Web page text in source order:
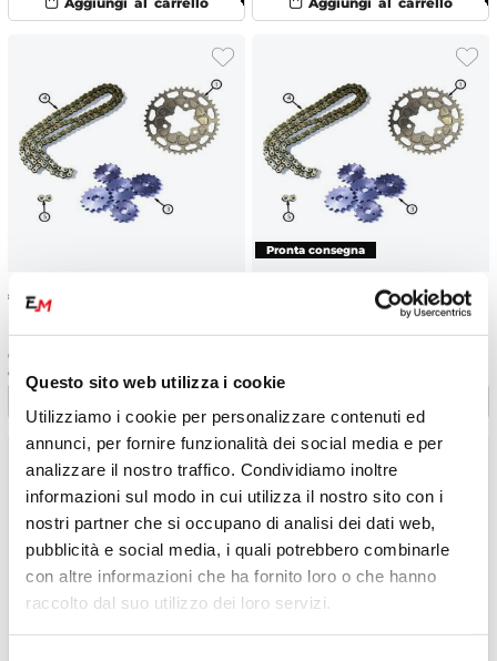
Questo sito web utilizza i cookie
Utilizziamo i cookie per personalizzare contenuti ed
annunci, per fornire funzionalità dei social media e per
analizzare il nostro traffico. Condividiamo inoltre
informazioni sul modo in cui utilizza il nostro sito con i
nostri partner che si occupano di analisi dei dati web,
pubblicità e social media, i quali potrebbero combinarle
con altre informazioni che ha fornito loro o che hanno
raccolto dal suo utilizzo dei loro servizi.
€ 52.78
Corona ergal duro 420 30 denti
originale Ohvale GP2 (2021-
2025)
originale Ohvale GP2 (2021-
2025)